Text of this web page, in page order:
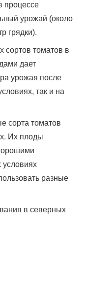
процессе
урожай (около
грядки).
томатов в
дает
урожая после
так и на
сорта томатов
Их плоды
условиях
разные
в северных